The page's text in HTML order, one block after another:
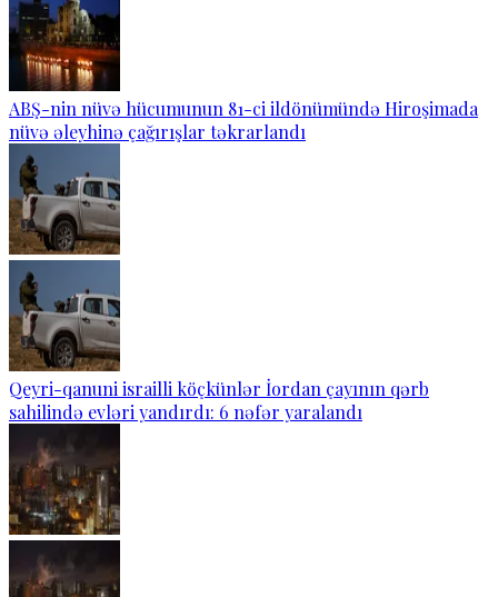
ABŞ-nin nüvə hücumunun 81-ci ildönümündə Hiroşimada
nüvə əleyhinə çağırışlar təkrarlandı
Qeyri-qanuni israilli köçkünlər İordan çayının qərb
sahilində evləri yandırdı: 6 nəfər yaralandı